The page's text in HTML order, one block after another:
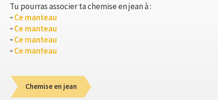
Tu pourras associer ta chemise en jean à :
Ce manteau
Ce manteau
Ce manteau
Ce manteau
Chemise en jean